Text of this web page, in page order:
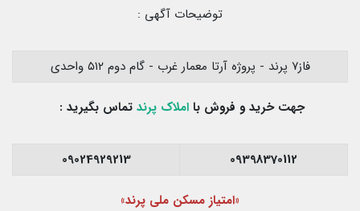
توضیحات آگهی :
فاز۷ پرند - پروژه آرتا معمار غرب - گام دوم ۵۱۲ واحدی
جهت خرید و فروش با املاک پرند تماس بگیرید :
09398370112
09024929213
«امتیاز مسکن ملی پرند»